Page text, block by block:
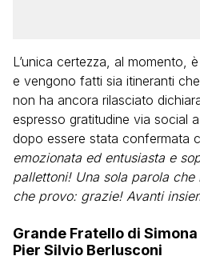
L’unica certezza, al momento,
e vengono fatti sia itineranti
non ha ancora rilasciato
espresso gratitudine via social
dopo essere stata confermata
emozionata ed entusiasta e
pallettoni! Una sola parola
che provo: grazie! Avanti
Grande Fratello di
Pier Silvio Berlusconi